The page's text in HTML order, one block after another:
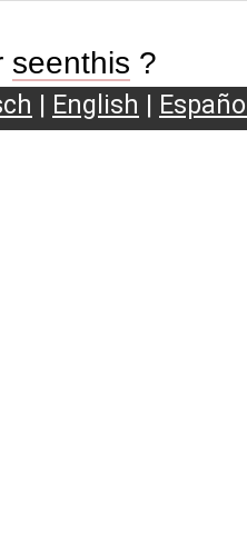
seenthis ?
| English | Español